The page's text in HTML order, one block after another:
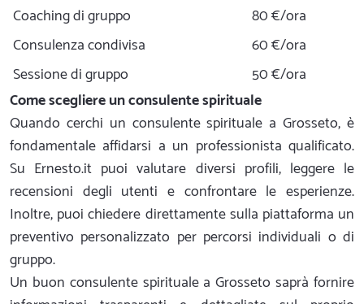
Coaching di gruppo
80 €/ora
Consulenza condivisa
60 €/ora
Sessione di gruppo
50 €/ora
Come scegliere un consulente spirituale
Quando cerchi un consulente spirituale a Grosseto, è
fondamentale affidarsi a un professionista qualificato.
Su Ernesto.it puoi valutare diversi profili, leggere le
recensioni degli utenti e confrontare le esperienze.
Inoltre, puoi chiedere direttamente sulla piattaforma un
preventivo personalizzato per percorsi individuali o di
gruppo.
Un buon consulente spirituale a Grosseto saprà fornire